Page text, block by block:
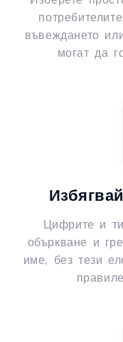
въвеждането
могат да
Цифрите и
объркване и
име, без тези